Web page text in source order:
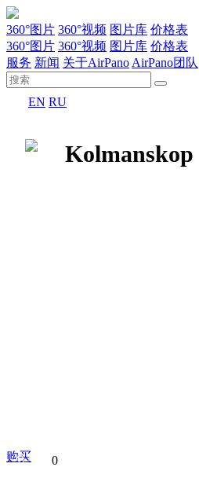
360°图片 360°视频 图片库 价格表
360°图片 360°视频 图片库 价格表
服务 新闻 关于AirPano AirPano团队
EN RU
Kolmanskop
分享到 0
购买